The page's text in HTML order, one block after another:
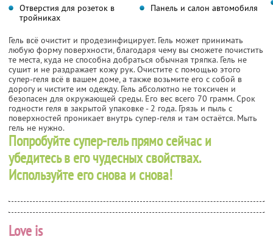
Отверстия для розеток в
тройниках
Панель и салон автомобиля
Гель всё очистит и продезинфицирует. Гель может принимать
любую форму поверхности, благодаря чему вы сможете почистить
те места, куда не способна добраться обычная тряпка. Гель не
сушит и не раздражает кожу рук. Очистите с помощью этого
супер-геля всё в вашем доме, а также возьмите его с собой в
дорогу и чистите им одежду. Гель абсолютно не токсичен и
безопасен для окружающей среды. Его вес всего 70 грамм. Срок
годности геля в закрытой упаковке - 2 года. Грязь и пыль с
поверхностей проникает внутрь супер-геля и там остаётся. Мыть
гель не нужно.
Попробуйте супер-гель прямо сейчас и
убедитесь в его чудесных свойствах.
Используйте его снова и снова!
Love is